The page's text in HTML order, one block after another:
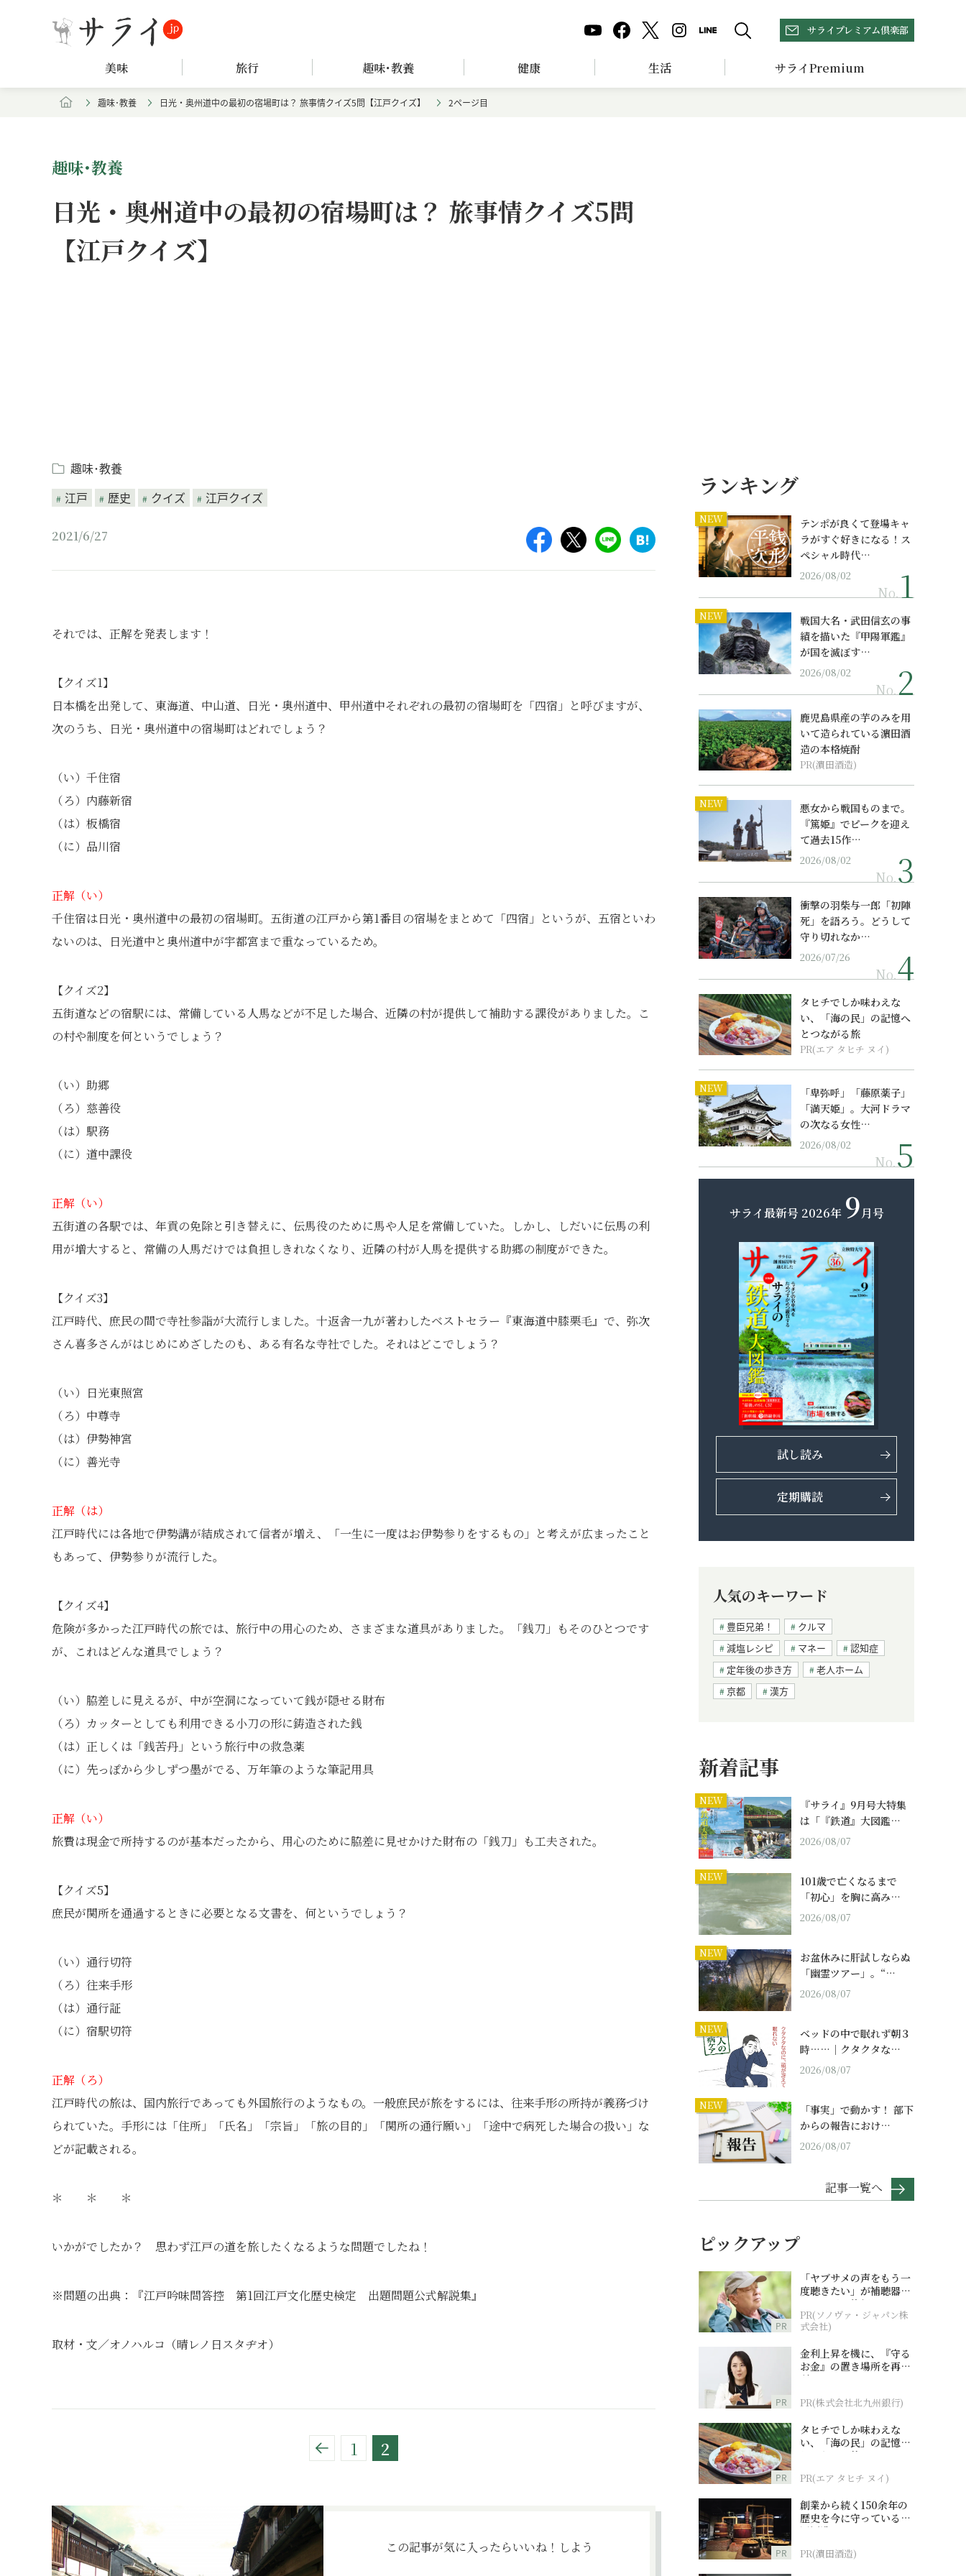
サライプレミアム倶楽部
美味 旅行 趣味･教養 健康 生活 サライPremium
趣味･教養 日光・奥州道中の最初の宿場町は？ 旅事情クイズ5問【江戸クイズ】 2ページ目
趣味･教養
日光・奥州道中の最初の宿場町は？ 旅事情クイズ5問
【江戸クイズ】
趣味･教養
江戸
歴史 クイズ 江戸クイズ
2021/6/27
それでは、正解を発表します！
【クイズ1】
日本橋を出発して、東海道、中山道、日光・奥州道中、甲州道中それぞれの最初の宿場町を「四宿」と呼びますが、
次のうち、日光・奥州道中の宿場町はどれでしょう？
（い）千住宿
（ろ）内藤新宿
（は）板橋宿
（に）品川宿
正解（い）
千住宿は日光・奥州道中の最初の宿場町。五街道の江戸から第1番目の宿場をまとめて「四宿」というが、五宿といわ
ないのは、日光道中と奥州道中が宇都宮まで重なっているため。
【クイズ2】
五街道などの宿駅には、常備している人馬などが不足した場合、近隣の村が提供して補助する課役がありました。こ
の村や制度を何というでしょう？
（い）助郷
（ろ）慈善役
（は）駅務
（に）道中課役
正解（い）
五街道の各駅では、年貢の免除と引き替えに、伝馬役のために馬や人足を常備していた。しかし、しだいに伝馬の利
用が増大すると、常備の人馬だけでは負担しきれなくなり、近隣の村が人馬を提供する助郷の制度ができた。
【クイズ3】
江戸時代、庶民の間で寺社参詣が大流行しました。十返舎一九が著わしたベストセラー『東海道中膝栗毛』で、弥次
さん喜多さんがはじめにめざしたのも、ある有名な寺社でした。それはどこでしょう？
（い）日光東照宮
（ろ）中尊寺
（は）伊勢神宮
（に）善光寺
正解（は）
江戸時代には各地で伊勢講が結成されて信者が増え、「一生に一度はお伊勢参りをするもの」と考えが広まったこと
もあって、伊勢参りが流行した。
【クイズ4】
危険が多かった江戸時代の旅では、旅行中の用心のため、さまざまな道具がありました。「銭刀」もそのひとつです
が、これはどんな道具でしょう？
（い）脇差しに見えるが、中が空洞になっていて銭が隠せる財布
（ろ）カッターとしても利用できる小刀の形に鋳造された銭
（は）正しくは「銭苦丹」という旅行中の救急薬
（に）先っぽから少しずつ墨がでる、万年筆のような筆記用具
正解（い）
旅費は現金で所持するのが基本だったから、用心のために脇差に見せかけた財布の「銭刀」も工夫された。
【クイズ5】
庶民が関所を通過するときに必要となる文書を、何というでしょう？
（い）通行切符
（ろ）往来手形
（は）通行証
（に）宿駅切符
正解（ろ）
江戸時代の旅は、国内旅行であっても外国旅行のようなもの。一般庶民が旅をするには、往来手形の所持が義務づけ
られていた。手形には「住所」「氏名」「宗旨」「旅の目的」「関所の通行願い」「途中で病死した場合の扱い」な
どが記載される。
＊ ＊ ＊
いかがでしたか？ 思わず江戸の道を旅したくなるような問題でしたね！
※問題の出典：『江戸吟味問答控 第1回江戸文化歴史検定 出題問題公式解説集』
取材・文／オノハルコ（晴レノ日スタヂオ）
1 2
この記事が気に入ったらいいね！しよう
ランキング
NEW
テンポが良くて登場キャ
ラがすぐ好きになる！ス
ペシャル時代…
2026/08/02
No.
NEW
戦国大名・武田信玄の事
績を描いた『甲陽軍鑑』
が国を滅ぼす…
2026/08/02
No.
鹿児島県産の芋のみを用
いて造られている濵田酒
造の本格焼酎
PR(濵田酒造)
NEW
悪女から戦国ものまで。
『篤姫』でピークを迎え
て過去15作…
2026/08/02
No.
衝撃の羽柴与一郎「初陣
死」を語ろう。どうして
守り切れなか…
2026/07/26
No.
タヒチでしか味わえな
い、「海の民」の記憶へ
とつながる旅
PR(エア タヒチ ヌイ)
NEW
「卑弥呼」「藤原薬子」
「満天姫」。大河ドラマ
の次なる女性…
2026/08/02
No.
サライ最新号 2026年 9月号
試し読み
定期購読
人気のキーワード
豊臣兄弟！
クルマ
減塩レシピ
マネー
認知症
定年後の歩き方
老人ホーム
京都
漢方
新着記事
NEW
『サライ』9月号大特集
は「『鉄道』大図鑑…
2026/08/07
NEW
101歳で亡くなるまで
「初心」を胸に高み…
2026/08/07
NEW
お盆休みに肝試しならぬ
「幽霊ツアー」。“…
2026/08/07
NEW
ベッドの中で眠れず朝３
時……｜クタクタな…
2026/08/07
NEW
「事実」で動かす！ 部下
からの報告におけ…
2026/08/07
記事一覧へ
ピックアップ
PR
「ヤブサメの声をもう一
度聴きたい」が補聴器チ
ャレンジの後押しに
PR(ソノヴァ・ジャパン株
式会社)
PR
金利上昇を機に、『守る
お金』の置き場所を再検
討
PR(株式会社北九州銀行)
PR
タヒチでしか味わえな
い、「海の民」の記憶へ
とつながる旅
PR(エア タヒチ ヌイ)
PR
創業から続く150余年の
歴史を今に守っている濵
田酒造
PR(濵田酒造)